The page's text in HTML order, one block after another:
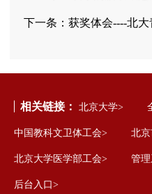
下一条： 获奖体会----北
相关链接： 北京大学>
中国教科文卫体工会> 北
北京大学医学部工会> 管
后台入口>